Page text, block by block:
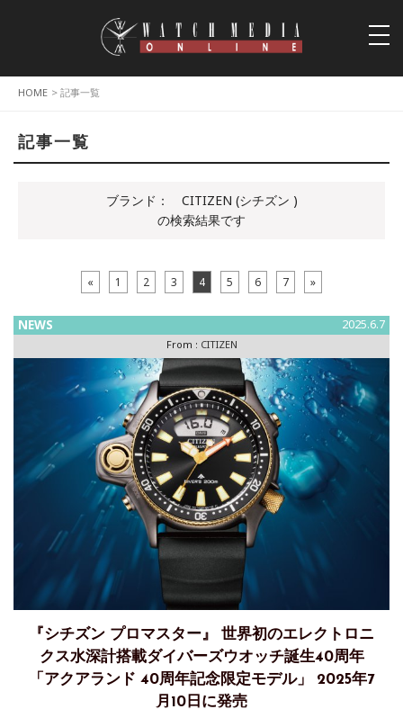
HOME > 記事一覧
記事一覧
ブランド：
CITIZEN (シチズン )
の検索結果です
« 1 2 3 4 5 6 7 »
NEWS 2025.6.7
From : CITIZEN
『シチズン プロマスター』 世界初のエレクトロニ
クス水深計搭載ダイバーズウオッチ誕生40周年
「アクアランド 40周年記念限定モデル」 2025年7
月10日に発売